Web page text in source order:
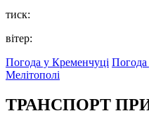
тиск:
вітер:
Погода у Кременчуці Погода
Мелітополі
ТРАНСПОРТ